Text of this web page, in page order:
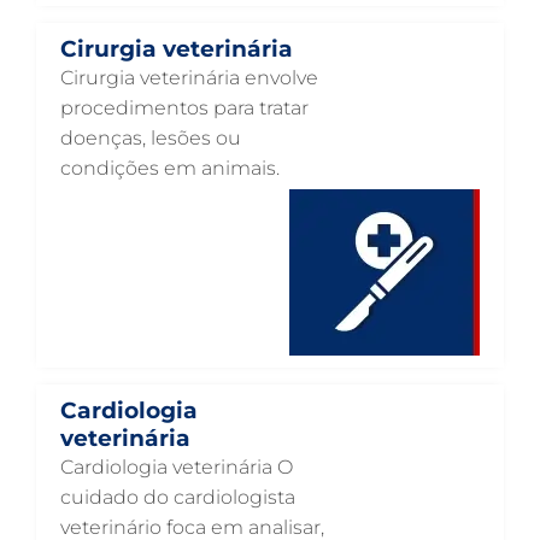
CLÍNICA VETERINÁRIA 24 HORAS EM GUARULHOS
CIRURGIA VETERINÁRIA GERAL EM GUARULHOS
CARDIOLOGISTA VETERINÁRIO EM GUARULHOS
CARDIOLOGIA VETERINÁRIA EM GUARULHOS
ATENDIMENTO VETERINÁRIO EM GUARULHOS
ANESTESIOLOGIA VETERINÁRIA EM GUARULHOS
ACUPUNTURA VETERINÁRIA EM GUARULHOS
VETERINÁRIO PARA GATOS
VETERINÁRIO PARA CACHORROS
VETERINÁRIO DE ANIMAIS SILVESTRES
VETERINÁRIO URGENTE
Cirurgia veterinária
Cirurgia veterinária envolve
procedimentos para tratar
doenças, lesões ou
condições em animais.
Cardiologia
veterinária
Cardiologia veterinária O
cuidado do cardiologista
veterinário foca em analisar,